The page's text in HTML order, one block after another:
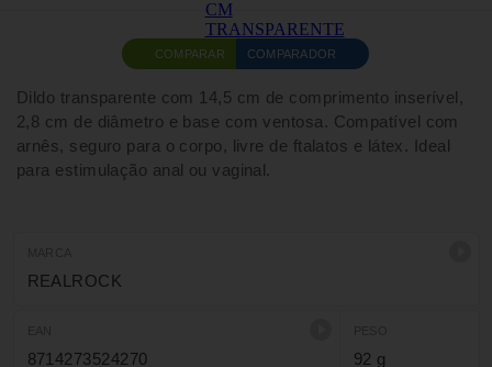
COMPARAR COMPARADOR
Dildo transparente com 14,5 cm de comprimento inserível,
2,8 cm de diâmetro e base com ventosa. Compatível com
arnês, seguro para o corpo, livre de ftalatos e látex. Ideal
para estimulação anal ou vaginal.
REALROCK
8714273524270 92 g